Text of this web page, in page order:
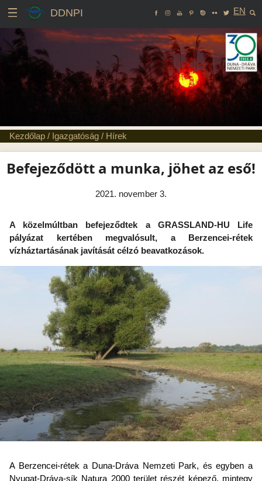
DDNPI EN
Kezdőlap / Igazgatóság / Hírek
Befejeződött a munka, jöhet az eső!
2021. november 3.
A közelmúltban befejeződtek a GRASSLAND-HU Life
pályázat kertében megvalósult, a Berzencei-rétek
vízháztartásának javítását célzó beavatkozások.
A Berzencei-rétek a Duna-Dráva Nemzeti Park, és egyben a
Nyugat-Dráva-sík Natura 2000 terület részét képező, mintegy